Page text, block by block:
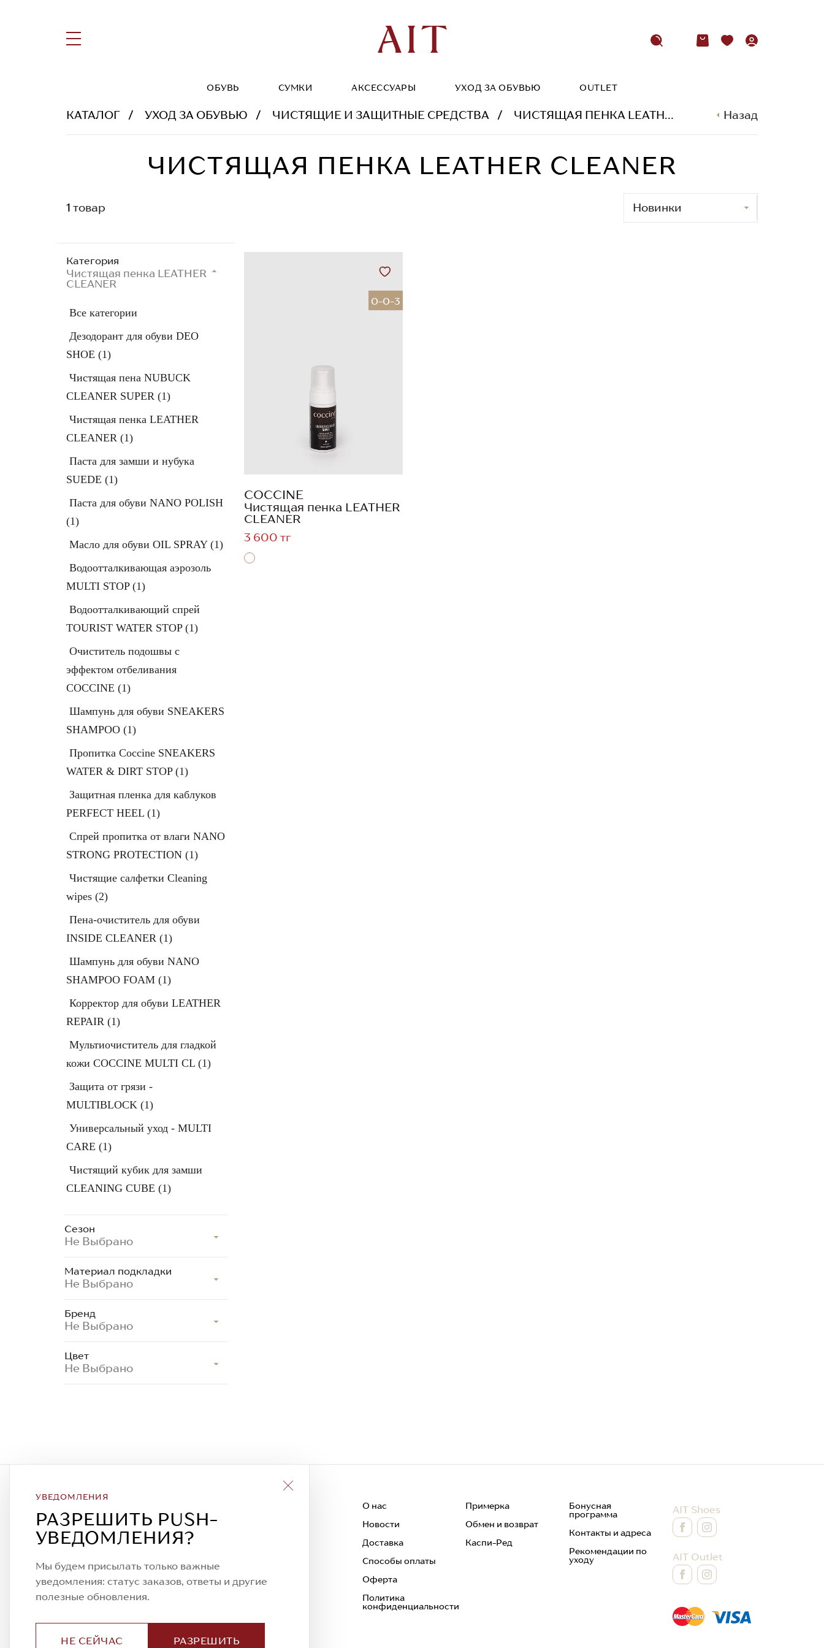
ОБУВЬ СУМКИ АКСЕССУАРЫ УХОД ЗА ОБУВЬЮ OUTLET
КАТАЛОГ УХОД ЗА ОБУВЬЮ ЧИСТЯЩИЕ И ЗАЩИТНЫЕ СРЕДСТВА ЧИСТЯЩАЯ ПЕНКА LEATHER CLEANER Назад
ЧИСТЯЩАЯ ПЕНКА LEATHER CLEANER
Категория
Чистящая пенка LEATHER
CLEANER
Все категории
Дезодорант для обуви DEO
SHOE (1)
Чистящая пена NUBUCK
CLEANER SUPER (1)
Чистящая пенка LEATHER
CLEANER (1)
Паста для замши и нубука
SUEDE (1)
Паста для обуви NANO POLISH
(1)
Масло для обуви OIL SPRAY (1)
Водоотталкивающая аэрозоль
MULTI STOP (1)
Водоотталкивающий спрей
TOURIST WATER STOP (1)
Очиститель подошвы с
эффектом отбеливания
COCCINE (1)
Шампунь для обуви SNEAKERS
SHAMPOO (1)
Пропитка Coccine SNEAKERS
WATER & DIRT STOP (1)
Защитная пленка для каблуков
PERFECT HEEL (1)
Спрей пропитка от влаги NANO
STRONG PROTECTION (1)
Чистящие салфетки Cleaning
wipes (2)
Пена-очиститель для обуви
INSIDE CLEANER (1)
Шампунь для обуви NANO
SHAMPOO FOAM (1)
Корректор для обуви LEATHER
REPAIR (1)
Мультиочиститель для гладкой
кожи COCCINE MULTI CL (1)
Защита от грязи -
MULTIBLOCK (1)
Универсальный уход - MULTI
CARE (1)
Чистящий кубик для замши
CLEANING CUBE (1)
Сезон
Не Выбрано
Материал подкладки
Не Выбрано
Бренд
Не Выбрано
Цвет
Не Выбрано
0-0-3
COCCINE
Чистящая пенка LEATHER
CLEANER
3 600 тг
1 товар
УВЕДОМЛЕНИЯ
РАЗРЕШИТЬ PUSH-
УВЕДОМЛЕНИЯ?
Мы будем присылать только важные
уведомления: статус заказов, ответы и другие
полезные обновления.
НЕ СЕЙЧАС РАЗРЕШИТЬ
Подписаться на рассылку
Всегда будьте в курсе новых акций и
спецпредложений!
Все права защищены
О нас
Новости
Доставка
Способы оплаты
Оферта
Политика
конфиденциальности
Примерка
Обмен и возврат
Каспи-Ред
Бонусная
программа
Контакты и адреса
Рекомендации по
уходу
AIT Shoes
AIT Outlet
Установить приложение?